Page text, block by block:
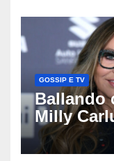
GOSSIP E TV
Ballando
Milly
colpo:
Muti e